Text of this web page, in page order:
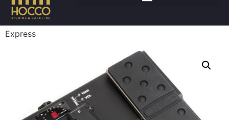
Accueil/Instruments
Express